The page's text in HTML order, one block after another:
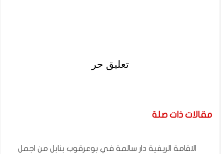
تعليق حر
مقالات ذات صلة
الاقامة الريفية دار سالمة في بوعرقوب بنابل من اجمل